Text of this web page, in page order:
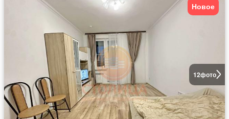
12фото
Новое